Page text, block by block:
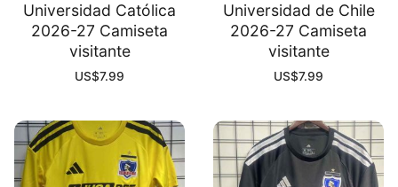
Universidad Católica
2026-27 Camiseta
visitante
US$7.99
Universidad de Chile
2026-27 Camiseta
visitante
US$7.99